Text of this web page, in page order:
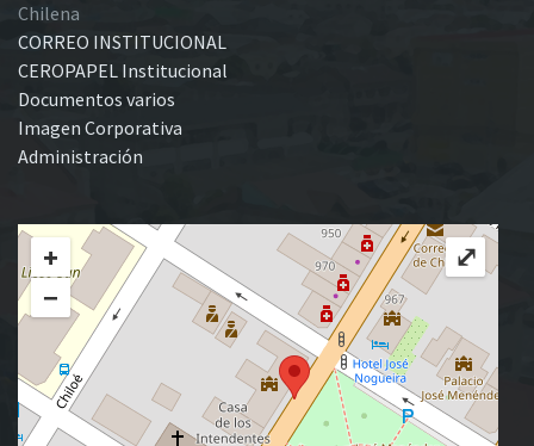
Chilena
CORREO INSTITUCIONAL
CEROPAPEL Institucional
Documentos varios
Imagen Corporativa
Administración
+
−
⤢